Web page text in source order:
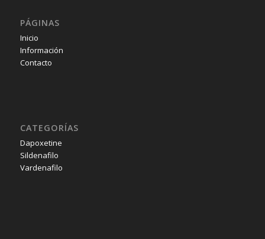
PÁGINAS
Inicio
Información
Contacto
CATEGORÍAS
Dapoxetine
Sildenafilo
Vardenafilo